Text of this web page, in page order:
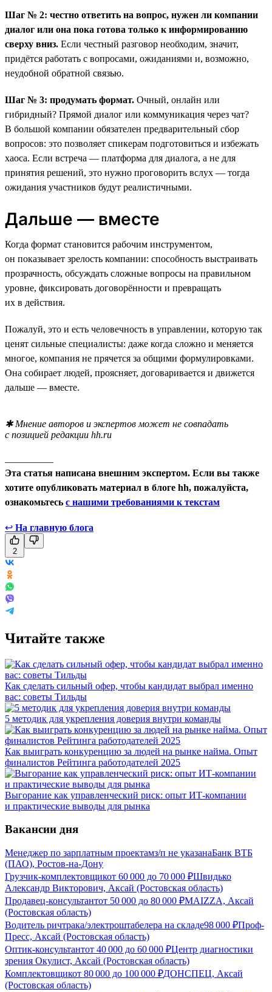
Шаг № 2: честно ответить на вопрос, нужен ли компании
диалог или она пока готова только к информированию
сверху вниз. Если честный разговор необходим, значит,
придётся работать с вопросами, ожиданиями и, возможно,
неудобной обратной связью.
Шаг № 3: продумать формат. Очный, онлайн или
гибридный? Прямой диалог или коммуникация через чат?
В большой компании обязателен предварительный сбор
вопросов: это позволяет спикерам подготовиться и избежать
хаоса. Если встреча — платформа для диалога, а не для
принятия решений, это нужно проговорить вслух — тогда
ожидания участников будут реалистичными.
Дальше — вместе
Когда формат становится рабочим инструментом,
он показывает зрелость компании: способность выстраивать
прозрачность, обсуждать сложные вопросы на правильном
уровне, фиксировать договорённости и превращать
их в действия.
Пожалуй, это и есть человечность в управлении, которую так
ценят сильные специалисты: даже когда сложно и меняется
многое, компания не прячется за общими формулировками.
Она собирает людей, проясняет, договаривается и движется
дальше — вместе.
✱ Мнение авторов и экспертов может не совпадать
с позицией редакции hh.ru
Эта статья написана внешним экспертом. Если вы также
хотите опубликовать материал в блоге hh, пожалуйста,
ознакомьтесь с нашими требованиями к текстам
↩ На главную блога
2
Читайте также
Как сделать сильный офер, чтобы кандидат выбрал именно
вас: советы Тильды
5 методик для укрепления доверия внутри команды
Как выиграть конкуренцию за людей на рынке найма. Опыт
финалистов Рейтинга работодателей 2025
Выгорание как управленческий риск: опыт ИТ-компании
и практические выводы для рынка
Вакансии дня
Менеджер по зарплатным проектамз/п не указанаБанк ВТБ
(ПАО), Ростов-на-Дону
Грузчик-комплектовщикот 60 000 до 70 000 ₽Швидько
Александр Викторович, Аксай (Ростовская область)
Продавец-консультантот 50 000 до 80 000 ₽MAIZZA, Аксай
(Ростовская область)
Водитель ричтрака/электроштабелера на складе98 000 ₽Проф-
Пресс, Аксай (Ростовская область)
Оптик-консультантот 40 000 до 60 000 ₽Центр диагностики
зрения Окулист, Аксай (Ростовская область)
Комплектовщикот 80 000 до 100 000 ₽ДОНСПЕЦ, Аксай
(Ростовская область)